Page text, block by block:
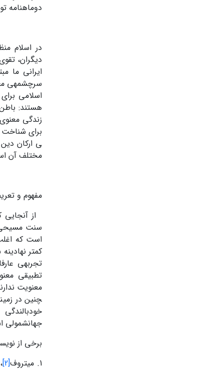
دوماهنامه
در اسلام
دیگران،
ایرانی ما
سرچشمه­ی
اسلامی
هستند:
زندگی
ی ارکان
مختلف آن است
مفهوم و
از
سنت مسیحی
است که
کمتر
تجربه­ی
تطبیقی
چنین در
جهان‏شمولی
برخی از
1. میتروف
[2]